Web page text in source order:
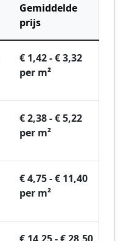
Gemiddelde
prijs
€ 1,42 - € 3,32
per m²
€ 2,38 - € 5,22
per m²
€ 4,75 - € 11,40
per m²